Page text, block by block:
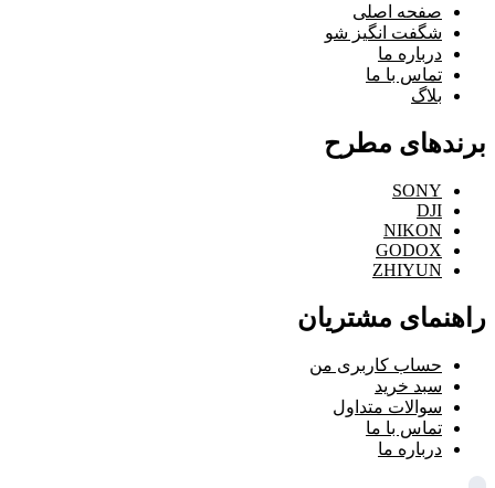
صفحه اصلی
شگفت انگیز شو
درباره ما
تماس با ما
بلاگ
برندهای مطرح
SONY
DJI
NIKON
GODOX
ZHIYUN
راهنمای مشتریان
حساب کاربری من
سبد خرید
سوالات متداول
تماس با ما
درباره ما